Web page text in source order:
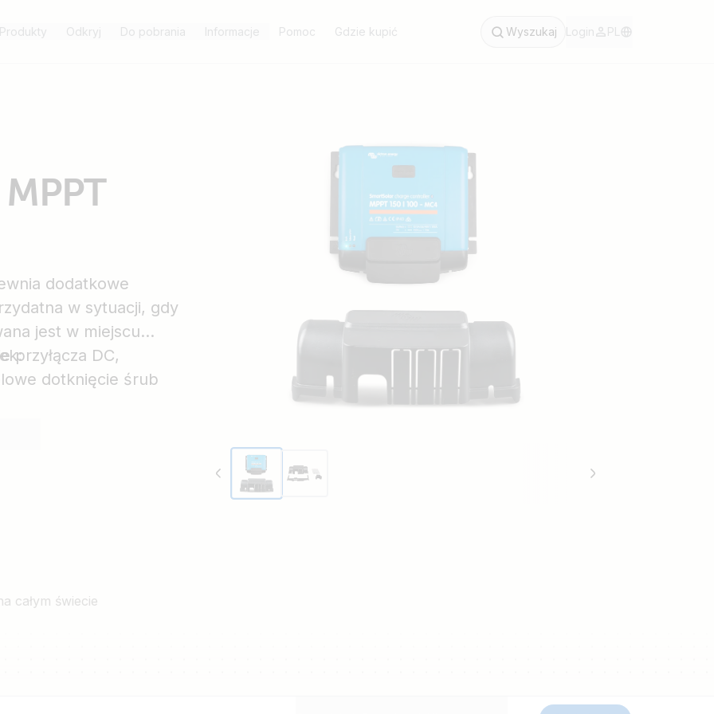
Produkty Odkryj Do pobrania Informacje Pomoc Gdzie kupić Wyszukaj Login PL
dodatkowe
w sytuacji, gdy
jest w miejscu
przyłącza DC,
dotknięcie śrub
całym świecie